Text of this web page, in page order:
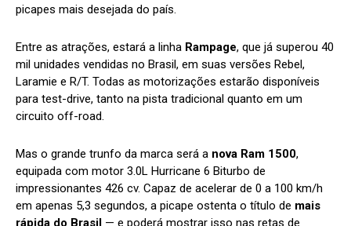
picapes mais desejada do país.
Entre as atrações, estará a linha Rampage, que já superou 40
mil unidades vendidas no Brasil, em suas versões Rebel,
Laramie e R/T. Todas as motorizações estarão disponíveis
para test-drive, tanto na pista tradicional quanto em um
circuito off-road.
Mas o grande trunfo da marca será a nova Ram 1500,
equipada com motor 3.0L Hurricane 6 Biturbo de
impressionantes 426 cv. Capaz de acelerar de 0 a 100 km/h
em apenas 5,3 segundos, a picape ostenta o título de mais
rápida do Brasil — e poderá mostrar isso nas retas de